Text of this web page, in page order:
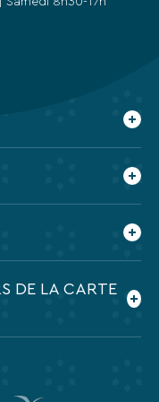
DE LA CARTE